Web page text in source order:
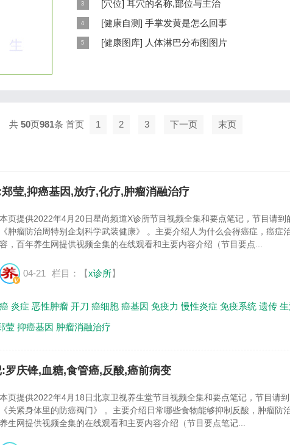
细内容。涉及到全身的各个反射区，以及自然疗法、反射
外...
[穴位] 耳穴的名称,部位与主治
耳穴在耳郭的分布有一定规律，耳穴在耳郭的分布犹如
儿，头部朝下，臀部朝上。其分布的规律是，与面颊相应
相...
[健康自测] 手掌发黄是怎么回事
手掌发黄，一般是血管内血液不充盈或是皮肤营养不良
[健康图库] 人体淋巴分布图图片
共 50页981条 首页 1 2 3 下一页 末页
莹,抑癌基因,放疗,化疗,肿瘤消融治疗
本页提供2022年4月20日星尚频道X诊所节目视频全集和要点笔记，节目请到
《肿瘤防治周特别企划科学武装健康》 。主要介绍人为什么会得癌症，癌症
容，百年养生网提供视频全集的在线观看和主要内容介绍（节目要点...
04-21 栏目：【x诊所】
癌 炎症 恶性肿瘤 开刀 癌细胞 癌基因 免疫力 慢性炎症 免疫系统 遗传
莹 抑癌基因 肿瘤消融治疗
庆锋,血糖,食管癌,反酸,癌前病变
本页提供2022年4月18日北京卫视养生堂节目视频全集和要点笔记，节目请
《关紧身体里的防癌阀门》 。主要介绍日常哪些食物能够抑制反酸，肿瘤防
养生网提供视频全集的在线观看和主要内容介绍（节目要点笔记...